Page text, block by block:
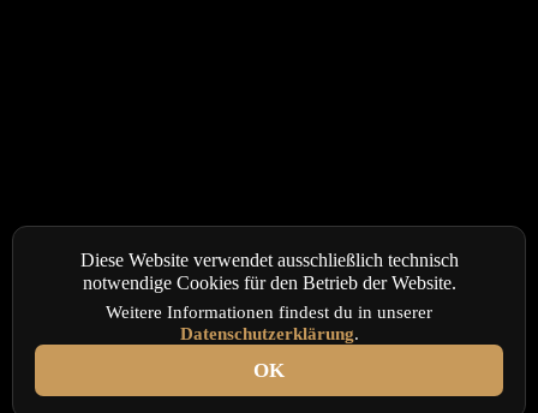
Diese Website verwendet ausschließlich technisch
notwendige Cookies für den Betrieb der Website.
Weitere Informationen findest du in unserer
Datenschutzerklärung.
OK